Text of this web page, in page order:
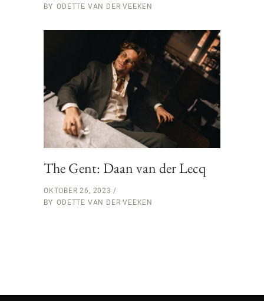
BY ODETTE VAN DER VEEKEN
The Gent: Daan van der Lecq
OKTOBER 26, 2023
BY ODETTE VAN DER VEEKEN